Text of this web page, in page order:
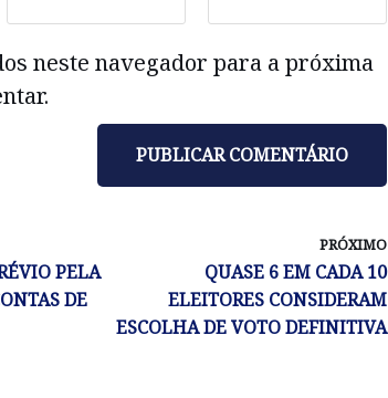
neste navegador para a próxima
PELA
DE
PRÓXIMO
QUASE 6 EM CADA 10
ELEITORES CONSIDERAM
ESCOLHA DE VOTO DEFINITIVA